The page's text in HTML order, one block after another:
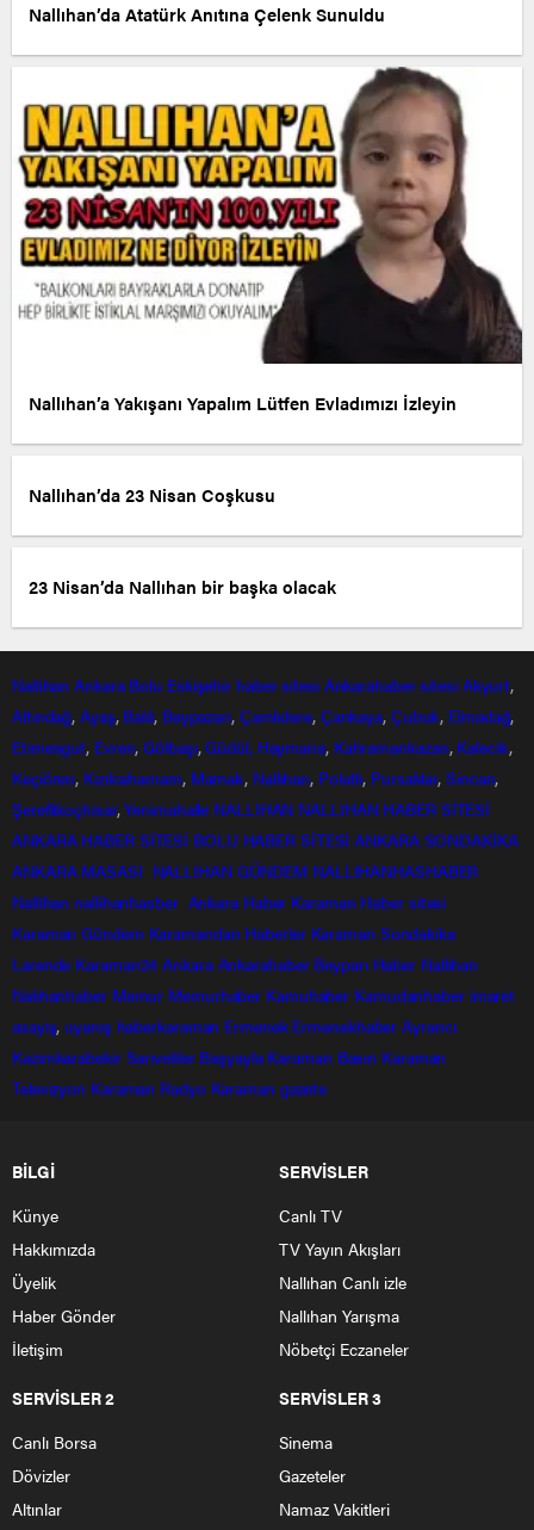
Nallıhan’da Atatürk Anıtına Çelenk Sunuldu
Nallıhan’a Yakışanı Yapalım Lütfen Evladımızı İzleyin
Nallıhan’da 23 Nisan Coşkusu
23 Nisan’da Nallıhan bir başka olacak
Nallıhan Ankara Bolu Eskişehir haber sitesi Ankarahabersitesi Akyurt,
Altındağ,Ayaş, Balâ, Beypazarı, Çamlıdere, Çankaya, Çubuk, Elmadağ,
Etimesgut, Evren,Gölbaşı,Güdül, Haymana, Kahramankazan, Kalecik,
Keçiören, Kızılcahamam, Mamak, Nallıhan, Polatlı, Pursaklar,Sincan,
Şereflikoçhisar,Yenimahalle NALLIHAN NALLIHAN HABER SİTESİ
ANKARA HABER SİTESİ BOLU HABER SİTESİ ANKARA SONDAKİKA
ANKARA MASASI NALLIHAN GÜNDEM NALLIHANHASHABER
Nallihan nallihanhasber Ankara Haber Karaman Haber sitesi
Karaman Gündem Karamandan Haberler Karaman Sondakika
Larende Karaman24 Ankara Ankarahaber Beyparı Haber Nallıhan
Nalıhanhaber Memur Memurhaber Kamuhaber Kamudanhaber imaret
asayiş, uyanış haberkaraman Ermenek Ermenekhaber Ayrancı
Kazımkarabekir Sarıveliler Başyayla Karaman Basın Karaman
Televizyon Karaman Radyo Karaman gazete
BİLGİ
Künye
Hakkımızda
Üyelik
Haber Gönder
İletişim
SERVİSLER
Canlı TV
TV Yayın Akışları
Nallıhan Canlı izle
Nallıhan Yarışma
Nöbetçi Eczaneler
SERVİSLER 2
Canlı Borsa
Dövizler
Altınlar
SERVİSLER 3
Sinema
Gazeteler
Namaz Vakitleri